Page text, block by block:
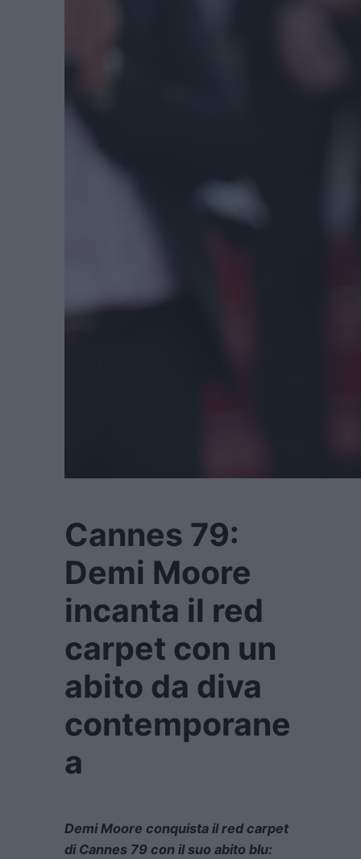
Cannes 79:
Demi Moore
incanta il red
carpet con un
abito da diva
contemporane
a
Demi Moore conquista il red carpet
di Cannes 79 con il suo abito blu: